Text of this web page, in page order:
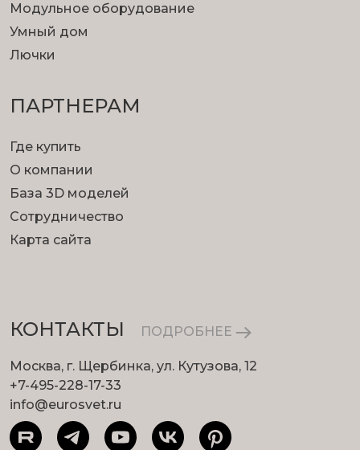
Модульное оборудование
Умный дом
Лючки
ПАРТНЕРАМ
Где купить
О компании
База 3D моделей
Сотрудничество
Карта сайта
КОНТАКТЫ ПОДРОБНЕЕ
Москва, г. Щербинка, ул. Кутузова, 12
+7-495-228-17-33
info@eurosvet.ru